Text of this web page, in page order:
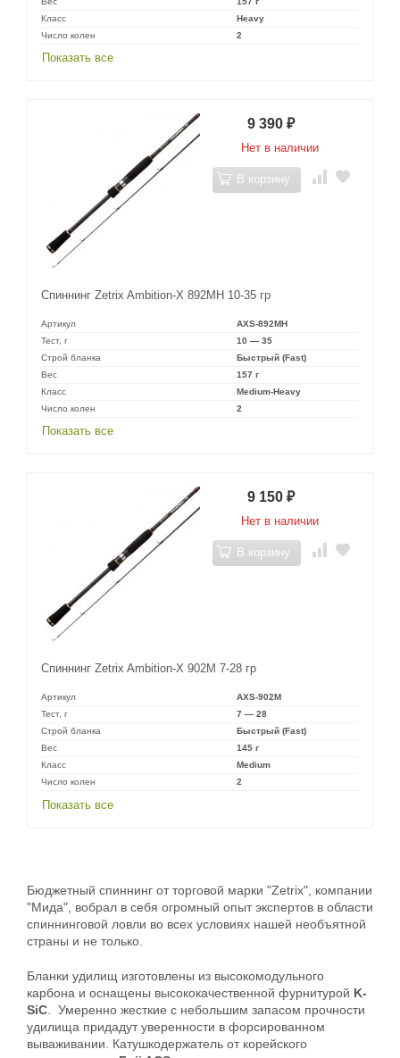
Класс
Heavy
Число колен
2
Показать все
Спиннинг Zetrix Ambition-X 892MH 10-35 гр
Артикул
AXS-892MH
Тест, г
10 — 35
Строй бланка
Быстрый (Fast)
Вес
157 г
Класс
Medium-Heavy
Число колен
2
Показать все
9 390 ₽
Нет в наличии
В корзину
Спиннинг Zetrix Ambition-X 902M 7-28 гр
Артикул
AXS-902M
Тест, г
7 — 28
Строй бланка
Быстрый (Fast)
Вес
145 г
Класс
Medium
Число колен
2
Показать все
9 150 ₽
Нет в наличии
В корзину
Бюджетный спиннинг от торговой марки "Zetrix", компании
"Мида", вобрал в себя огромный опыт экспертов в области
спиннинговой ловли во всех условиях нашей необъятной
страны и не только.
Бланки удилищ изготовлены из высокомодульного
карбона и оснащены высококачественной фурнитурой K-
SiC . Умеренно жесткие с небольшим запасом прочности
удилища придадут уверенности в форсированном
вываживании. Катушкодержатель от корейского